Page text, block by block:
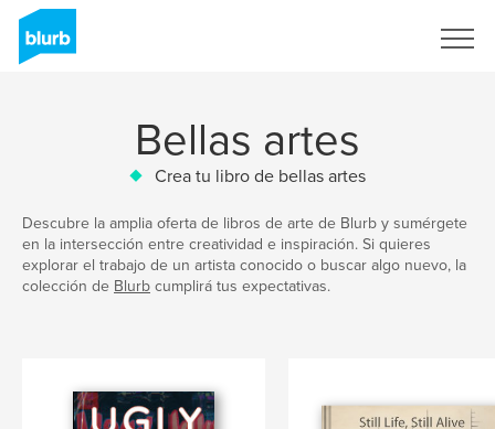
Bellas artes
Crea tu libro de bellas artes
Descubre la amplia oferta de libros de arte de Blurb y sumérgete
en la intersección entre creatividad e inspiración. Si quieres
explorar el trabajo de un artista conocido o buscar algo nuevo, la
colección de Blurb cumplirá tus expectativas.